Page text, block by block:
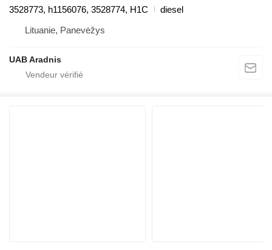
3528773, h1156076, 3528774, H1C
diesel
Lituanie, Panevėžys
UAB Aradnis